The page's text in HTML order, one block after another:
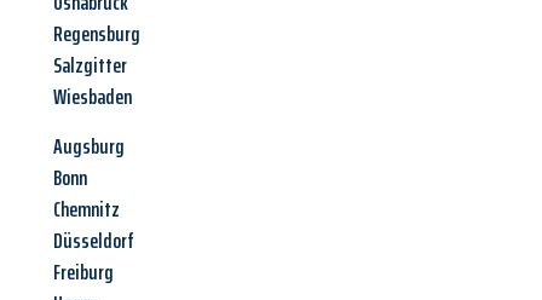
Regensburg
Salzgitter
Wiesbaden
Augsburg
Bonn
Chemnitz
Düsseldorf
Freiburg